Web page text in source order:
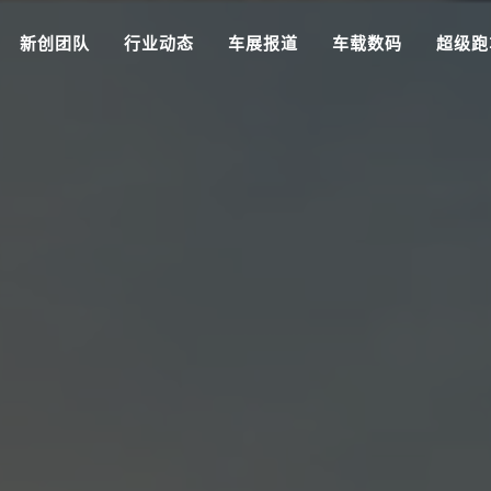
新创团队 行业动态 车展报道 车载数码 超级